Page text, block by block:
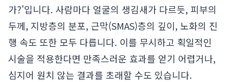
가?'입니다. 사람마다 얼굴의 생김새가 다르듯, 피부의
두께, 지방층의 분포, 근막(SMAS)층의 깊이, 노화의 진
행 속도 또한 모두 다릅니다. 이를 무시하고 획일적인
시술을 적용한다면 만족스러운 효과를 얻기 어렵거나,
심지어 원치 않는 결과를 초래할 수도 있습니다.